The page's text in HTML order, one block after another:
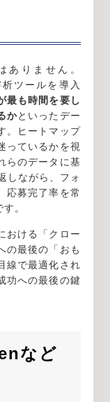
ありません。
ツールを導入
最も時間を要し
かといったデー
。ヒートマップ
っているかを視
らのデータに基
しながら、フォ
応募完了率を常
。
おける「クロー
の最後の「おも
線で最適化され
功への最後の鍵
など